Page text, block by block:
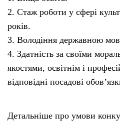
2. Стаж роботи у сфері
років.
3. Володіння державною
4. Здатність за своїми
якостями, освітнім і
відповідні посадові
Детальніше про умови